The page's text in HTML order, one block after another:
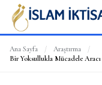
Ana Sayfa / Araştırma
/